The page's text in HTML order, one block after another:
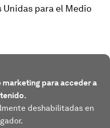
Unidas para el Medio
para acceder a
deshabilitadas en